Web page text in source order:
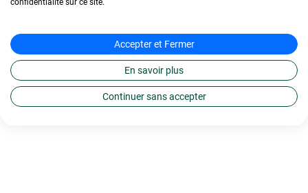
confidentialité sur ce site.
Accepter et Fermer
En savoir plus
Continuer sans accepter